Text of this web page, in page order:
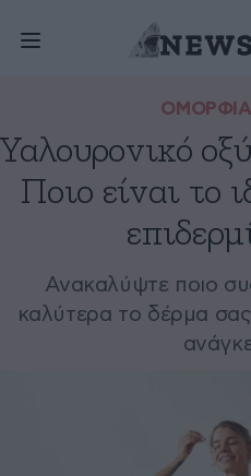
ΟΜΟΡΦΙΑ
Υαλουρονικό
Ποιο είναι το
Ανακαλύψτε ποιο
καλύτερα το δέρμα σας